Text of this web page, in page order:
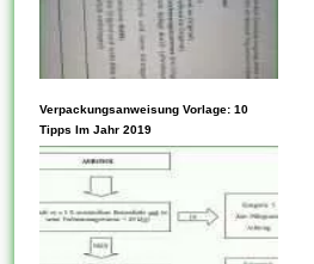
Vorlagen können Parameter
innehaben. Die Verwendung
von Vorlagen ist auch eine
hervorragende Möglichkeit,
schnell auf Taschenrechner
oder Analysetools zuzugreifen,
Verpackungsanweisung Vorlage: 10
Tipps Im Jahr 2019